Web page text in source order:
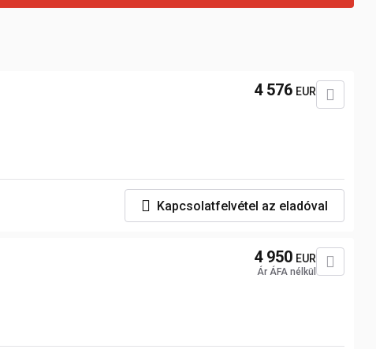
4 576 EUR
Kapcsolatfelvétel az eladóval
4 950 EUR
Ár ÁFA nélkül